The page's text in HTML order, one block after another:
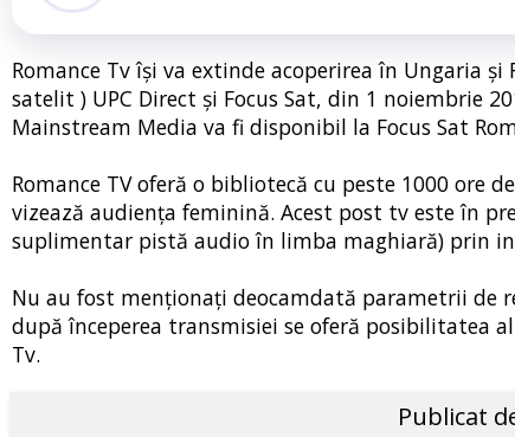
Romance Tv își va extinde acoperirea în Ungaria
satelit ) UPC Direct și Focus Sat, din 1 noiembrie
Mainstream Media va fi disponibil la Focus Sat
Romance TV oferă o bibliotecă cu peste 1000 ore
vizează audiența feminină. Acest post tv este în
suplimentar pistă audio în limba maghiară) prin
Nu au fost menționați deocamdată parametrii de
după începerea transmisiei se oferă posibilitatea
Tv.
Publicat